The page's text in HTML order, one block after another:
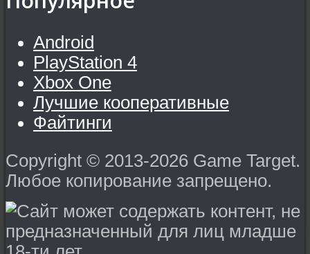
Android
PlayStation 4
Xbox One
Лучшие кооперативные
Файтинги
Copyright © 2013-2026 Game Target.
Любое копирование запрещено.